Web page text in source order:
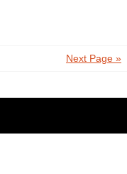
Next Page »